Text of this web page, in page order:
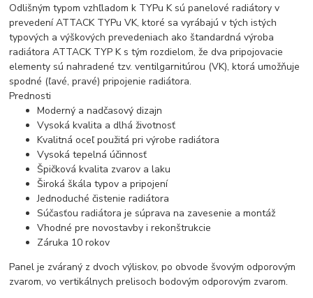
Odlišným typom vzhľladom k TYPu K sú panelové radiátory v
prevedení ATTACK TYPu VK, ktoré sa vyrábajú v tých istých
typových a výškových prevedeniach ako štandardná výroba
radiátora ATTACK TYP K s tým rozdielom, že dva pripojovacie
elementy sú nahradené tzv. ventilgarnitúrou (VK), ktorá umožňuje
spodné (ľavé, pravé) pripojenie radiátora.
Prednosti
Moderný a nadčasový dizajn
Vysoká kvalita a dlhá životnosť
Kvalitná oceľ použitá pri výrobe radiátora
Vysoká tepelná účinnosť
Špičková kvalita zvarov a laku
Široká škála typov a pripojení
Jednoduché čistenie radiátora
Súčasťou radiátora je súprava na zavesenie a montáž
Vhodné pre novostavby i rekonštrukcie
Záruka 10 rokov
Panel je zváraný z dvoch výliskov, po obvode švovým odporovým
zvarom, vo vertikálnych prelisoch bodovým odporovým zvarom.